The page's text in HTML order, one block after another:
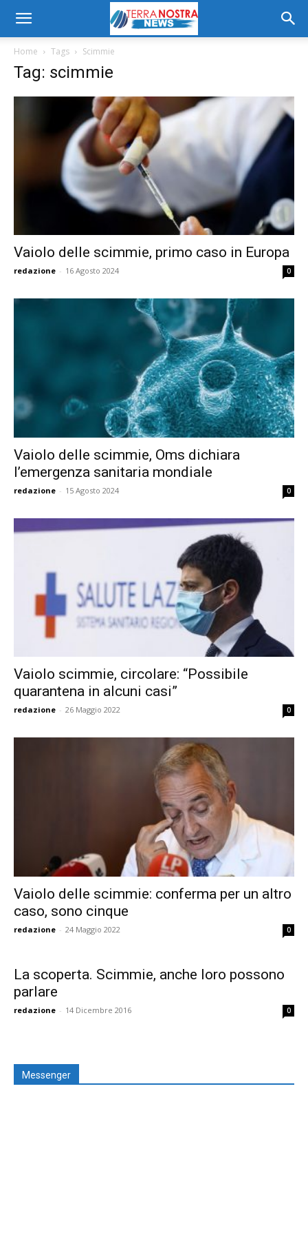
Home Tags Scimmie
Tag: scimmie
Vaiolo delle scimmie, primo caso in Europa
redazione - 16 Agosto 2024 0
Vaiolo delle scimmie, Oms dichiara
l’emergenza sanitaria mondiale
redazione - 15 Agosto 2024 0
Vaiolo scimmie, circolare: “Possibile
quarantena in alcuni casi”
redazione - 26 Maggio 2022 0
Vaiolo delle scimmie: conferma per un altro
caso, sono cinque
redazione - 24 Maggio 2022 0
La scoperta. Scimmie, anche loro possono
parlare
redazione - 14 Dicembre 2016 0
Messenger